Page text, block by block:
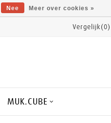
Vergelijk(0)
MUK.CUBE
Nee Meer over cookies »